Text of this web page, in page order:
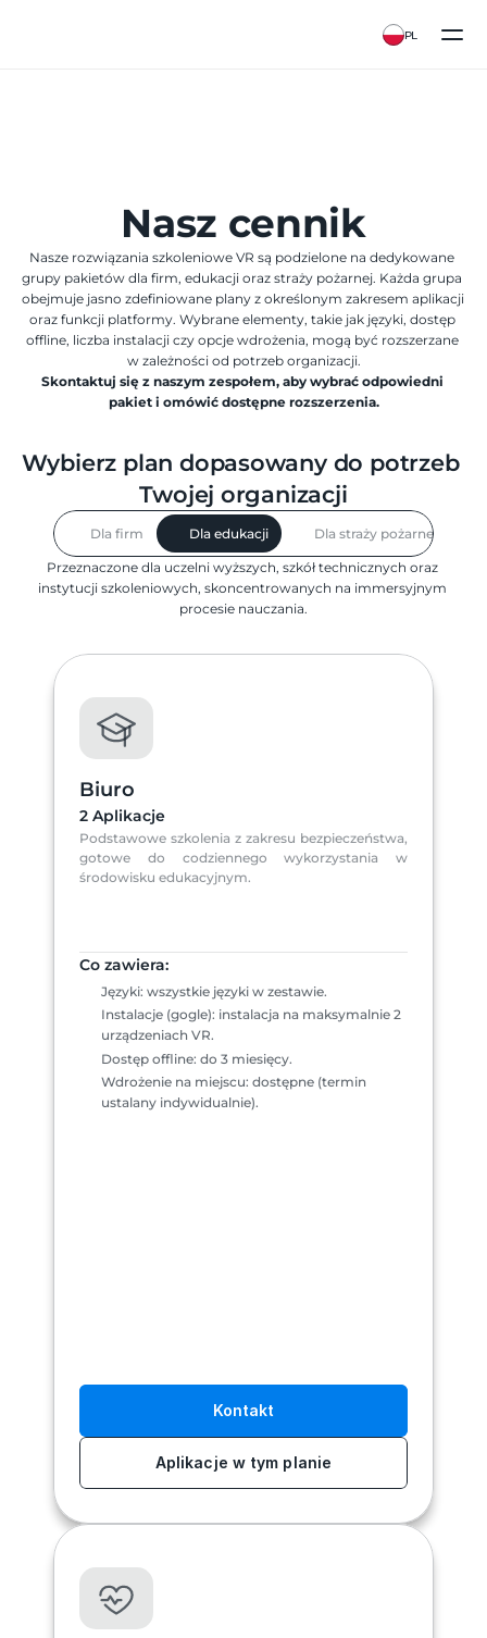
PL
Nasz cennik
Nasze rozwiązania szkoleniowe VR są podzielone na dedykowane
grupy pakietów dla firm, edukacji oraz straży pożarnej. Każda grupa
obejmuje jasno zdefiniowane plany z określonym zakresem aplikacji
oraz funkcji platformy. Wybrane elementy, takie jak języki, dostęp
offline, liczba instalacji czy opcje wdrożenia, mogą być rozszerzane
w zależności od potrzeb organizacji.
Skontaktuj się z naszym zespołem, aby wybrać odpowiedni
pakiet i omówić dostępne rozszerzenia.
Wybierz plan dopasowany do potrzeb
Twojej organizacji
Dla firm Dla edukacji Dla straży pożarnej
Przeznaczone dla uczelni wyższych, szkół technicznych oraz
instytucji szkoleniowych, skoncentrowanych na immersyjnym
procesie nauczania.
Biuro
2 Aplikacje
Podstawowe szkolenia z zakresu bezpieczeństwa,
gotowe do codziennego wykorzystania w
środowisku edukacyjnym.
Co zawiera:
Języki: wszystkie języki w zestawie.
Instalacje (gogle): instalacja na maksymalnie 2
urządzeniach VR.
Dostęp offline: do 3 miesięcy.
Wdrożenie na miejscu: dostępne (termin
ustalany indywidualnie).
Kontakt
Aplikacje w tym planie